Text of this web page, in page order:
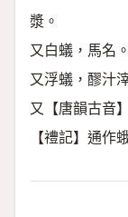
漿。
又白蟻，馬名
又浮蟻，醪汁
又【唐韻古音
【禮記】通作